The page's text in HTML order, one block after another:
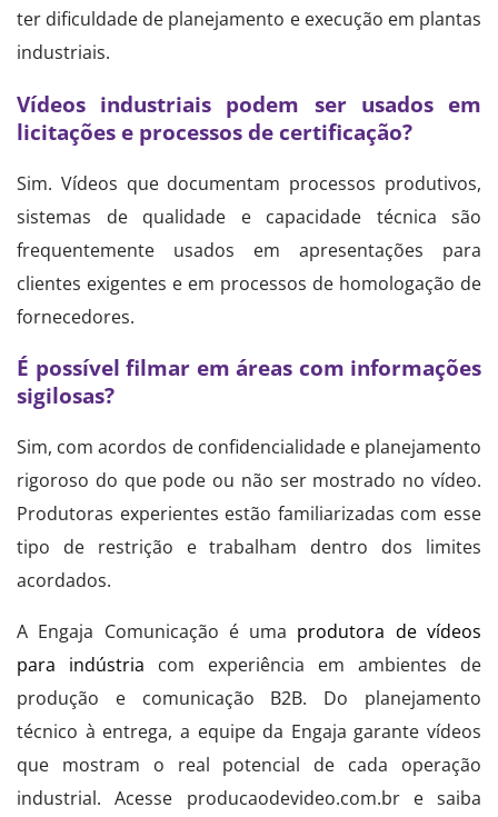
ter dificuldade de planejamento e execução em plantas
industriais.
Vídeos industriais podem ser usados em
licitações e processos de certificação?
Sim. Vídeos que documentam processos produtivos,
sistemas de qualidade e capacidade técnica são
frequentemente usados em apresentações para
clientes exigentes e em processos de homologação de
fornecedores.
É possível filmar em áreas com informações
sigilosas?
Sim, com acordos de confidencialidade e planejamento
rigoroso do que pode ou não ser mostrado no vídeo.
Produtoras experientes estão familiarizadas com esse
tipo de restrição e trabalham dentro dos limites
acordados.
A Engaja Comunicação é uma produtora de vídeos
para indústria com experiência em ambientes de
produção e comunicação B2B. Do planejamento
técnico à entrega, a equipe da Engaja garante vídeos
que mostram o real potencial de cada operação
industrial. Acesse producaodevideo.com.br e saiba